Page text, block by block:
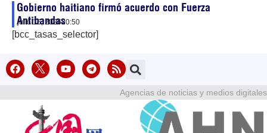
Gobierno haitiano firmó acuerdo con Fuerza
Antibandas
julio 16, 202620:50
[bcc_tasas_selector]
Agencias de noticias y medios digitales